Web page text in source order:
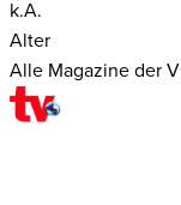
k.A.
Alter
Alle Magazine der